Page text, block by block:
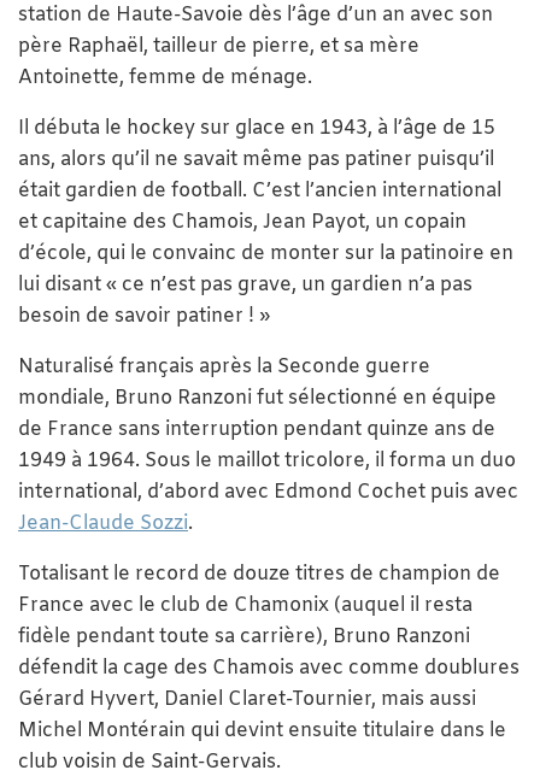
station de Haute-Savoie dès l’âge d’un an avec son
père Raphaël, tailleur de pierre, et sa mère
Antoinette, femme de ménage.
Il débuta le hockey sur glace en 1943, à l’âge de 15
ans, alors qu’il ne savait même pas patiner puisqu’il
était gardien de football. C’est l’ancien international
et capitaine des Chamois, Jean Payot, un copain
d’école, qui le convainc de monter sur la patinoire en
lui disant « ce n’est pas grave, un gardien n’a pas
besoin de savoir patiner ! »
Naturalisé français après la Seconde guerre
mondiale, Bruno Ranzoni fut sélectionné en équipe
de France sans interruption pendant quinze ans de
1949 à 1964. Sous le maillot tricolore, il forma un duo
international, d’abord avec Edmond Cochet puis avec
Jean-Claude Sozzi.
Totalisant le record de douze titres de champion de
France avec le club de Chamonix (auquel il resta
fidèle pendant toute sa carrière), Bruno Ranzoni
défendit la cage des Chamois avec comme doublures
Gérard Hyvert, Daniel Claret-Tournier, mais aussi
Michel Montérain qui devint ensuite titulaire dans le
club voisin de Saint-Gervais.